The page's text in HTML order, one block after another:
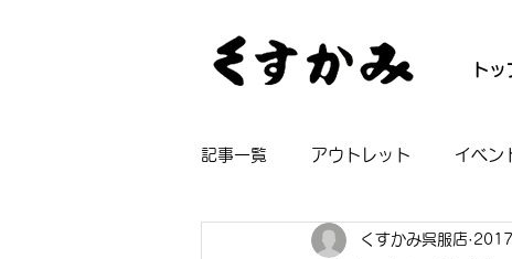
ト
記事一覧 アウトレット イベン
着物 長襦袢 浴衣
くすかみ呉服店